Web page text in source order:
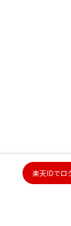
楽天IDでロ